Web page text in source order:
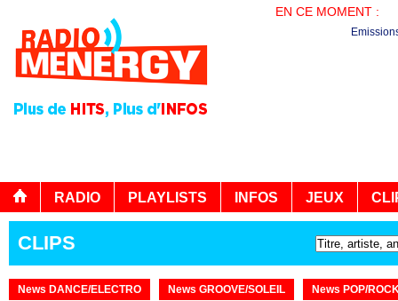
EN CE MOMENT :
RADIO PLAYLISTS INFOS JEUX
CLIPS
News DANCE/ELECTRO News GROOVE/SOLEIL
News POP/